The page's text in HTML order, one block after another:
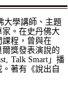
大學講師、主題
。在史丹佛大
程，曾與在
獎發表演說的
Talk Smart」播
著有《說出自